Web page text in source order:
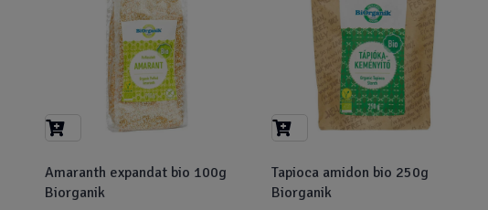
Amaranth expandat bio 100g
Biorganik
Tapioca amidon bio 250g
Biorganik